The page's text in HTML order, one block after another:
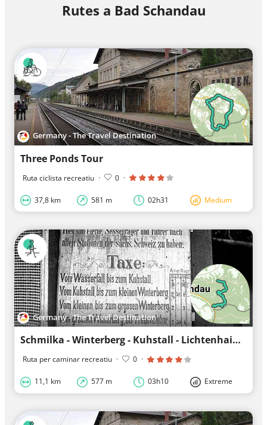
Rutes a Bad Schandau
Germany - The Travel Destination
Three Ponds Tour
Ruta ciclista recreatiu · 0 ·
37,8 km 581 m 02h31 Medium
Germany - The Travel Destination
Schmilka - Winterberg - Kuhstall - Lichtenhainer Wasserfall
Ruta per caminar recreatiu · 0 ·
11,1 km 577 m 03h10 Extreme